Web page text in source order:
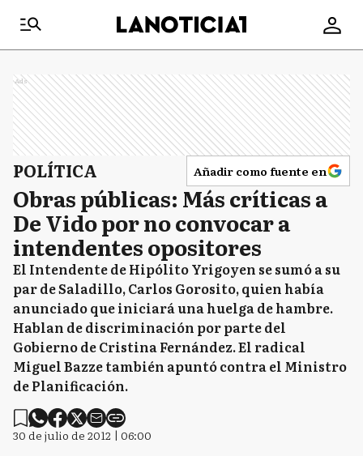
Ads
POLÍTICA Añadir como fuente en
Obras públicas: Más críticas a
De Vido por no convocar a
intendentes opositores
El Intendente de Hipólito Yrigoyen se sumó a su
par de Saladillo, Carlos Gorosito, quien había
anunciado que iniciará una huelga de hambre.
Hablan de discriminación por parte del
Gobierno de Cristina Fernández. El radical
Miguel Bazze también apuntó contra el Ministro
de Planificación.
30 de julio de 2012 | 06:00